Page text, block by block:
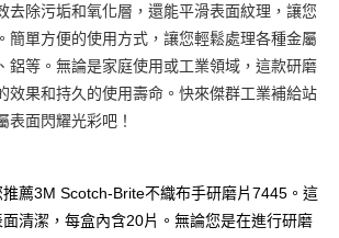
去除污垢和氧化層，還能平滑表面紋理，讓您
簡單方便的使用方式，讓您輕鬆處理各種金屬
鋁等。無論是家庭使用或工業領域，這款研磨
效果和持久的使用壽命。快來傑群工業補給站
表面閃耀光彩吧！
薦3M Scotch-Brite不織布手研磨片7445。這
清潔，每盒內含20片。無論您是在進行研磨